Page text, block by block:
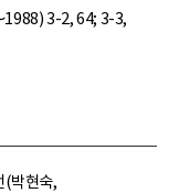
1988) 3-2, 64; 3-3,
(박현숙,